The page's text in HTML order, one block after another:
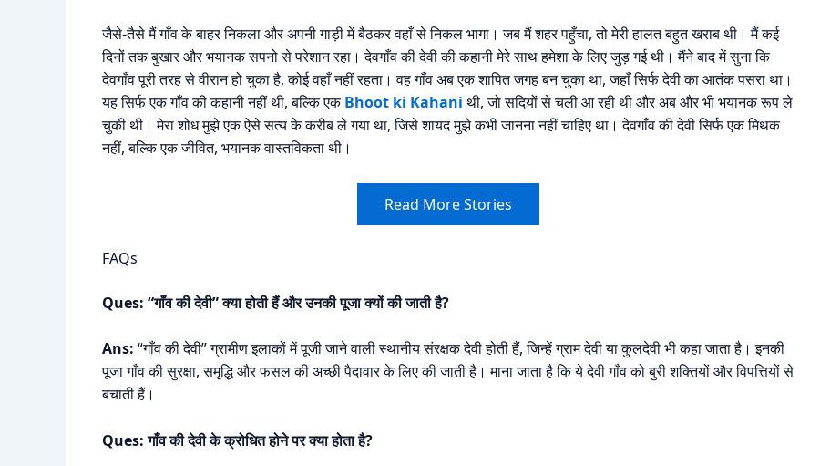
जैसे-तैसे मैं गाँव के बाहर निकला और अपनी गाड़ी में बैठकर वहाँ से निकल भागा। जब मैं शहर पहुँचा, तो मेरी हालत बहुत खराब थी। मैं कई
दिनों तक बुखार और भयानक सपनो से परेशान रहा। देवगाँव की देवी की कहानी मेरे साथ हमेशा के लिए जुड़ गई थी। मैंने बाद में सुना कि
देवगाँव पूरी तरह से वीरान हो चुका है, कोई वहाँ नहीं रहता। वह गाँव अब एक शापित जगह बन चुका था, जहाँ सिर्फ देवी का आतंक पसरा था।
यह सिर्फ एक गाँव की कहानी नहीं थी, बल्कि एकBhoot ki Kahani थी, जो सदियों से चली आ रही थी और अब और भी भयानक रूप ले
चुकी थी। मेरा शोध मुझे एक ऐसे सत्य के करीब ले गया था, जिसे शायद मुझे कभी जानना नहीं चाहिए था। देवगाँव की देवी सिर्फ एक मिथक
नहीं, बल्कि एक जीवित, भयानक वास्तविकता थी।
Read More Stories
FAQs
Ques: “गाँव की देवी” क्या होती हैं और उनकी पूजा क्यों की जाती है?
Ans: “गाँव की देवी” ग्रामीण इलाकों में पूजी जाने वाली स्थानीय संरक्षक देवी होती हैं, जिन्हें ग्राम देवी या कुलदेवी भी कहा जाता है। इनकी
पूजा गाँव की सुरक्षा, समृद्धि और फसल की अच्छी पैदावार के लिए की जाती है। माना जाता है कि ये देवी गाँव को बुरी शक्तियों और विपत्तियों से
बचाती हैं।
Ques: गाँव की देवी के क्रोधित होने पर क्या होता है?